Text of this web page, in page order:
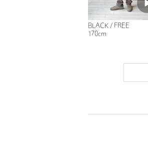
BLACK / FREE
170cm